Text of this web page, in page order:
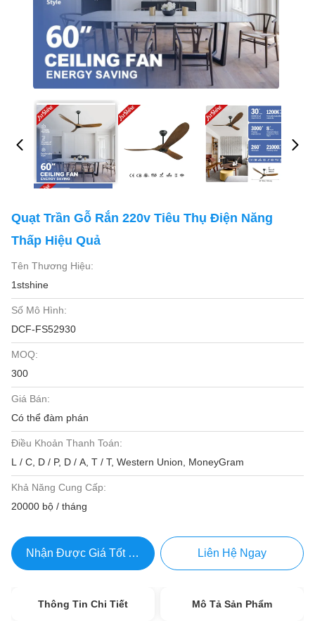
Quạt Trần Gỗ Rắn 220v Tiêu Thụ Điện Năng
Thấp Hiệu Quả
Tên Thương Hiệu:
1stshine
Số Mô Hình:
DCF-FS52930
MOQ:
300
Giá Bán:
Có thể đàm phán
Điều Khoản Thanh Toán:
L / C, D / P, D / A, T / T, Western Union, MoneyGram
Khả Năng Cung Cấp:
20000 bộ / tháng
Nhận Được Giá Tốt Nhất Liên Hệ Ngay
Thông Tin Chi Tiết Mô Tả Sản Phẩm